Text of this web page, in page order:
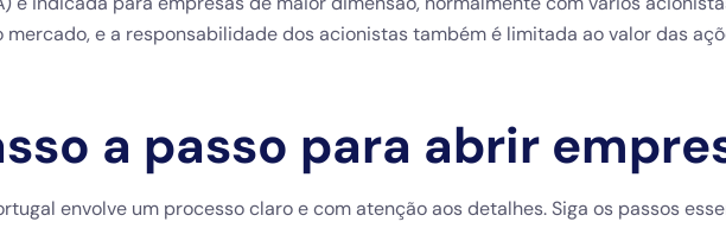
mercado, e a responsabilidade dos acionistas também é limitada ao valor das
a passo para abrir
envolve um processo claro e com atenção aos detalhes. Siga os passos